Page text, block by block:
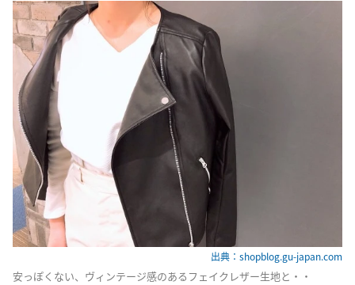
出典：shopblog.gu-japan.com
安っぽくない、ヴィンテージ感のあるフェイクレザー生地と・・